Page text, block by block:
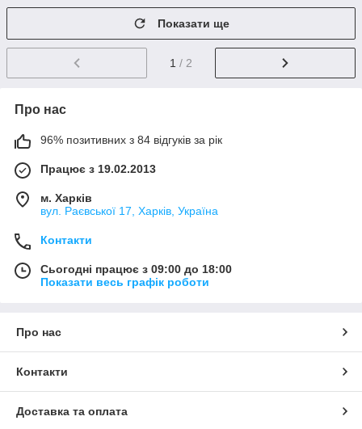
Показати ще
1 / 2
Про нас
96% позитивних з 84 відгуків за рік
Працює з 19.02.2013
м. Харків
вул. Раєвської 17, Харків, Україна
Контакти
Сьогодні працює з 09:00 до 18:00
Показати весь графік роботи
Про нас
Контакти
Доставка та оплата